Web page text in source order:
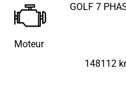
Moteur
GOLF 7
148112